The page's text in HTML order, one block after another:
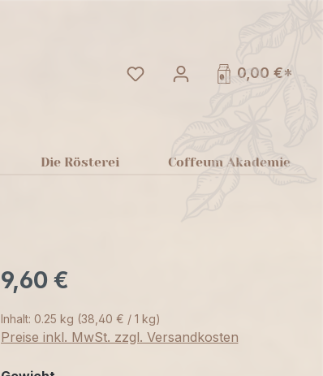
Du hast 0 Produkte auf
0,00 €*
Die Rösterei Coffeum Akademie
9,60 €
Inhalt: 0.25 kg (38,40 € / 1 kg)
Preise inkl. MwSt. zzgl. Versandkosten